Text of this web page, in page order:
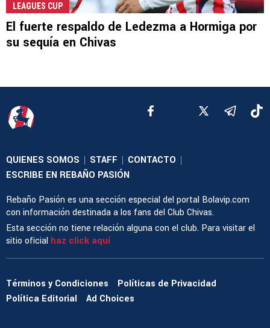
LEAGUES CUP
El fuerte respaldo de Ledezma a Hormiga por
su sequía en Chivas
QUIENES SOMOS | STAFF | CONTACTO |
ESCRIBE EN REBAÑO PASIÓN
Rebaño Pasión es una sección especial del portal Bolavip.com
con información destinada a los fans del Club Chivas.
Esta sección no tiene relación alguna con el club. Para visitar el
sitio oficial haz click aquí
Términos y Condiciones
Políticas de Privacidad
Política Editorial
Ad Choices